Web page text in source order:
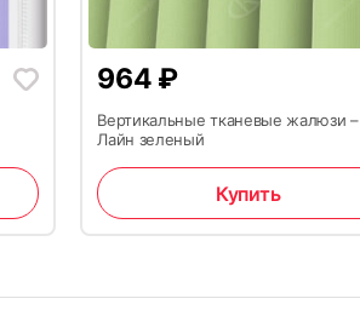
21
964 ₽
Вертикальные тканевые жалюзи –
Лайн зеленый
Купить